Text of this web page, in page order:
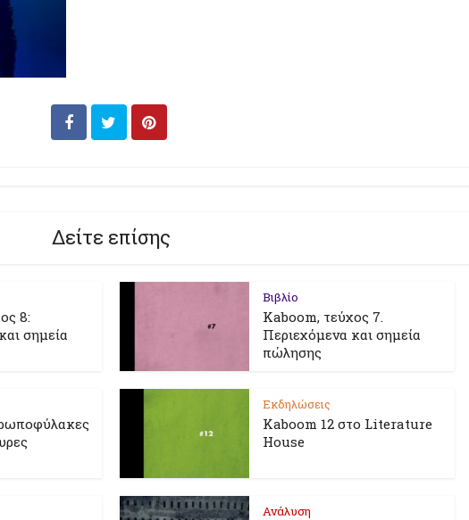
Δείτε επίσης
8:
σημεία
Βιβλίο
Kaboom, τεύχος 7.
Περιεχόμενα και σημεία
πώλησης
Εκδηλώσεις
Kaboom 12 στο Literature
House
Ανάλυση